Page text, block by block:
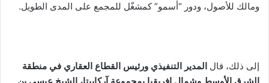
ومالك للأصول، ودور “أسمو” كمشغّل للمجمع على المدى الطويل.
إلى ذلك، قال المدير التنفيذي ورئيس القطاع العقاري في منطقة